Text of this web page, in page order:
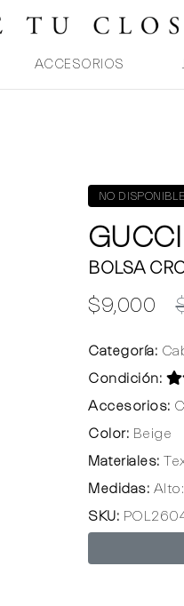
ACCESORIOS
NO DISPONIBLE
GUCCI
BOLSA
$9,000
Categoría:
Condición:
Accesorios:
Color: Beige
Materiales:
Medidas:
SKU: